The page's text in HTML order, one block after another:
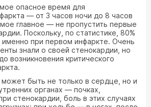
опасное время для
— от 3 часов ночи до 8 часов
главное — не пропустить первые
Поскольку, по статистике, 80%
при первом инфаркте. Очень
знали о своей стенокардии, но
возникновения критического
быть не только в сердце, но и
органах — почках,
стенокардии, боль в этих случаях